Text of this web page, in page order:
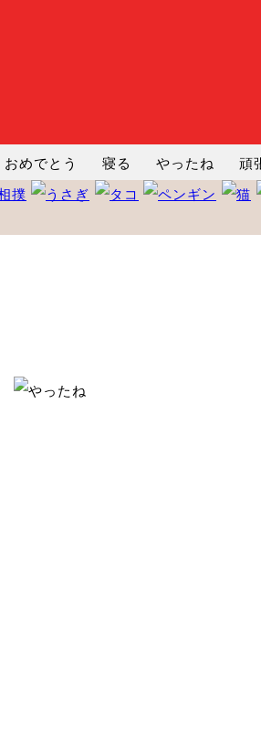
おめでとう 寝る やったね 頑
まったり 暇 じーっ えへへ